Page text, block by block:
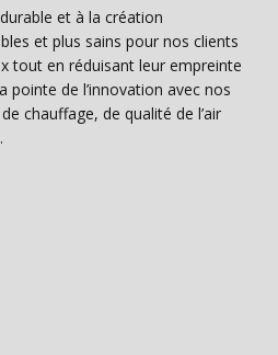
et à la création
et plus sains pour nos clients
tout en réduisant leur empreinte
pointe de l’innovation avec nos
chauffage, de qualité de l’air